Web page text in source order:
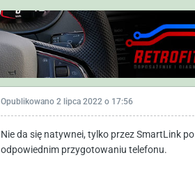
Opublikowano 2 lipca 2022 o 17:56
Nie da się natywnei, tylko przez SmartLink po
odpowiednim przygotowaniu telefonu.